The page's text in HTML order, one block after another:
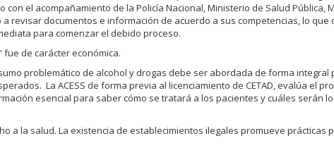
el acompañamiento de la Policía Nacional, Ministerio de Salud Pública,
a revisar documentos e información de acuerdo a sus competencias, lo que
para comenzar el debido proceso.
fue de carácter económica.
problemático de alcohol y drogas debe ser abordada de forma integral
La ACESS de forma previa al licenciamiento de CETAD, evalúa el
esencial para saber cómo se tratará a los pacientes y cuáles serán
a la salud. La existencia de establecimientos ilegales promueve prácticas